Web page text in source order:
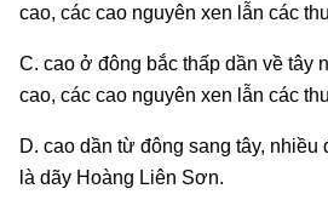
cao, các cao nguyên xen lẫn các
C. cao ở đông bắc thấp dần về tây
cao, các cao nguyên xen lẫn các
D. cao dần từ đông sang tây, nhiều
là dãy Hoàng Liên Sơn.